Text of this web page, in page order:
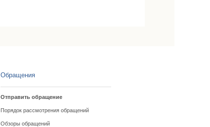
Обращения
Отправить обращение
Порядок рассмотрения обращений
Обзоры обращений